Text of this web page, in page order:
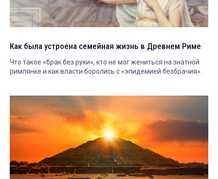
Как была устроена семейная жизнь в Древнем Риме
Что такое «брак без руки», кто не мог жениться на знатной
римлянке и как власти боролись с «эпидемией безбрачия».